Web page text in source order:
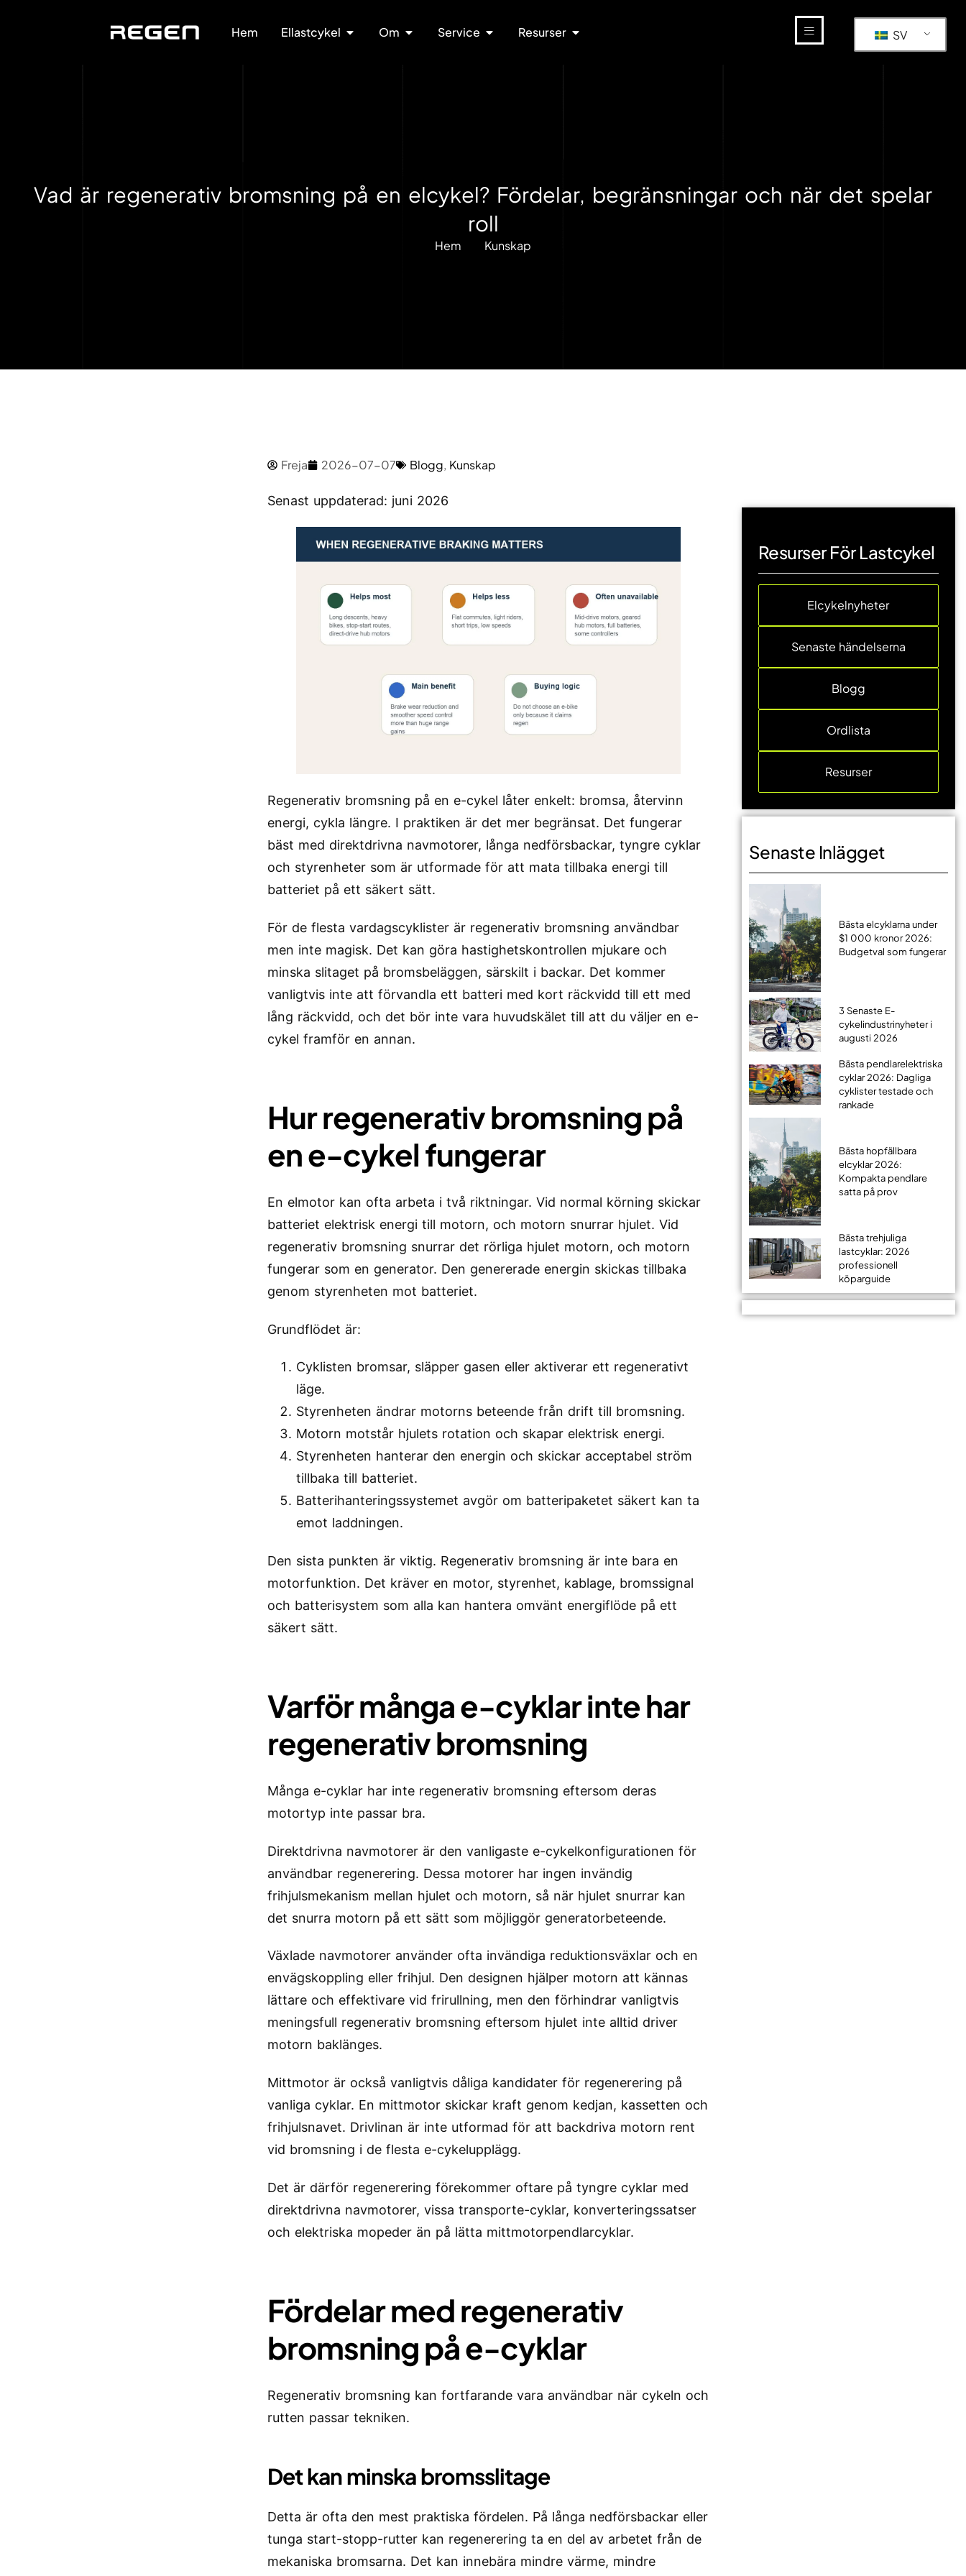
Hem Ellastcykel Om Service Resurser SV
Vad är regenerativ bromsning på en elcykel? Fördelar, begränsningar och när det spelar
roll
Hem Kunskap
Freja 2026-07-07 Blogg, Kunskap
Senast uppdaterad: juni 2026
Regenerativ bromsning på en e-cykel låter enkelt: bromsa, återvinn
energi, cykla längre. I praktiken är det mer begränsat. Det fungerar
bäst med direktdrivna navmotorer, långa nedförsbackar, tyngre cyklar
och styrenheter som är utformade för att mata tillbaka energi till
batteriet på ett säkert sätt.
För de flesta vardagscyklister är regenerativ bromsning användbar
men inte magisk. Det kan göra hastighetskontrollen mjukare och
minska slitaget på bromsbeläggen, särskilt i backar. Det kommer
vanligtvis inte att förvandla ett batteri med kort räckvidd till ett med
lång räckvidd, och det bör inte vara huvudskälet till att du väljer en e-
cykel framför en annan.
Hur regenerativ bromsning på
en e-cykel fungerar
En elmotor kan ofta arbeta i två riktningar. Vid normal körning skickar
batteriet elektrisk energi till motorn, och motorn snurrar hjulet. Vid
regenerativ bromsning snurrar det rörliga hjulet motorn, och motorn
fungerar som en generator. Den genererade energin skickas tillbaka
genom styrenheten mot batteriet.
Grundflödet är:
Cyklisten bromsar, släpper gasen eller aktiverar ett regenerativt
läge.
Styrenheten ändrar motorns beteende från drift till bromsning.
Motorn motstår hjulets rotation och skapar elektrisk energi.
Styrenheten hanterar den energin och skickar acceptabel ström
tillbaka till batteriet.
Batterihanteringssystemet avgör om batteripaketet säkert kan ta
emot laddningen.
Den sista punkten är viktig. Regenerativ bromsning är inte bara en
motorfunktion. Det kräver en motor, styrenhet, kablage, bromssignal
och batterisystem som alla kan hantera omvänt energiflöde på ett
säkert sätt.
Varför många e-cyklar inte har
regenerativ bromsning
Många e-cyklar har inte regenerativ bromsning eftersom deras
motortyp inte passar bra.
Direktdrivna navmotorer är den vanligaste e-cykelkonfigurationen för
användbar regenerering. Dessa motorer har ingen invändig
frihjulsmekanism mellan hjulet och motorn, så när hjulet snurrar kan
det snurra motorn på ett sätt som möjliggör generatorbeteende.
Växlade navmotorer använder ofta invändiga reduktionsväxlar och en
envägskoppling eller frihjul. Den designen hjälper motorn att kännas
lättare och effektivare vid frirullning, men den förhindrar vanligtvis
meningsfull regenerativ bromsning eftersom hjulet inte alltid driver
motorn baklänges.
Mittmotor är också vanligtvis dåliga kandidater för regenerering på
vanliga cyklar. En mittmotor skickar kraft genom kedjan, kassetten och
frihjulsnavet. Drivlinan är inte utformad för att backdriva motorn rent
vid bromsning i de flesta e-cykelupplägg.
Det är därför regenerering förekommer oftare på tyngre cyklar med
direktdrivna navmotorer, vissa transporte-cyklar, konverteringssatser
och elektriska mopeder än på lätta mittmotorpendlarcyklar.
Fördelar med regenerativ
bromsning på e-cyklar
Regenerativ bromsning kan fortfarande vara användbar när cykeln och
rutten passar tekniken.
Det kan minska bromsslitage
Detta är ofta den mest praktiska fördelen. På långa nedförsbackar eller
tunga start-stopp-rutter kan regenerering ta en del av arbetet från de
mekaniska bromsarna. Det kan innebära mindre värme, mindre
Resurser För Lastcykel
Elcykelnyheter
Senaste händelserna
Blogg
Ordlista
Resurser
Senaste Inlägget
Bästa elcyklarna under
$1 000 kronor 2026:
Budgetval som fungerar
3 Senaste E-
cykelindustrinyheter i
augusti 2026
Bästa pendlarelektriska
cyklar 2026: Dagliga
cyklister testade och
rankade
Bästa hopfällbara
elcyklar 2026:
Kompakta pendlare
satta på prov
Bästa trehjuliga
lastcyklar: 2026
professionell
köparguide